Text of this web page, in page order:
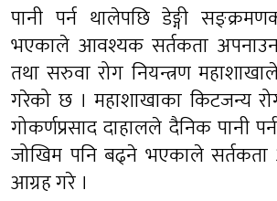
पानी पर्न थालेपछि डेङ्गी
भएकाले आवश्यक सर्तकता अपनाउन
तथा सरुवा रोग नियन्त्रण
गरेको छ । महाशाखाका किटजन्य
गोकर्णप्रसाद दाहालले दैनिक पानी
जोखिम पनि बढ्ने भएकाले
आग्रह गरे ।